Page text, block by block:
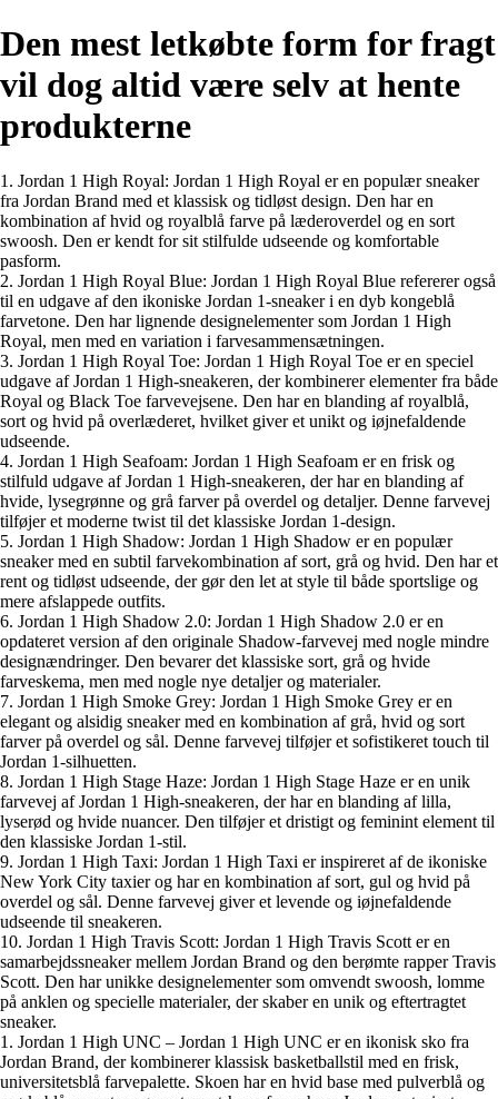
Den mest letkøbte form for fragt
vil dog altid være selv at hente
produkterne
1. Jordan 1 High Royal: Jordan 1 High Royal er en populær sneaker
fra Jordan Brand med et klassisk og tidløst design. Den har en
kombination af hvid og royalblå farve på læderoverdel og en sort
swoosh. Den er kendt for sit stilfulde udseende og komfortable
pasform.
2. Jordan 1 High Royal Blue: Jordan 1 High Royal Blue refererer også
til en udgave af den ikoniske Jordan 1-sneaker i en dyb kongeblå
farvetone. Den har lignende designelementer som Jordan 1 High
Royal, men med en variation i farvesammensætningen.
3. Jordan 1 High Royal Toe: Jordan 1 High Royal Toe er en speciel
udgave af Jordan 1 High-sneakeren, der kombinerer elementer fra både
Royal og Black Toe farvevejsene. Den har en blanding af royalblå,
sort og hvid på overlæderet, hvilket giver et unikt og iøjnefaldende
udseende.
4. Jordan 1 High Seafoam: Jordan 1 High Seafoam er en frisk og
stilfuld udgave af Jordan 1 High-sneakeren, der har en blanding af
hvide, lysegrønne og grå farver på overdel og detaljer. Denne farvevej
tilføjer et moderne twist til det klassiske Jordan 1-design.
5. Jordan 1 High Shadow: Jordan 1 High Shadow er en populær
sneaker med en subtil farvekombination af sort, grå og hvid. Den har et
rent og tidløst udseende, der gør den let at style til både sportslige og
mere afslappede outfits.
6. Jordan 1 High Shadow 2.0: Jordan 1 High Shadow 2.0 er en
opdateret version af den originale Shadow-farvevej med nogle mindre
designændringer. Den bevarer det klassiske sort, grå og hvide
farveskema, men med nogle nye detaljer og materialer.
7. Jordan 1 High Smoke Grey: Jordan 1 High Smoke Grey er en
elegant og alsidig sneaker med en kombination af grå, hvid og sort
farver på overdel og sål. Denne farvevej tilføjer et sofistikeret touch til
Jordan 1-silhuetten.
8. Jordan 1 High Stage Haze: Jordan 1 High Stage Haze er en unik
farvevej af Jordan 1 High-sneakeren, der har en blanding af lilla,
lyserød og hvide nuancer. Den tilføjer et dristigt og feminint element til
den klassiske Jordan 1-stil.
9. Jordan 1 High Taxi: Jordan 1 High Taxi er inspireret af de ikoniske
New York City taxier og har en kombination af sort, gul og hvid på
overdel og sål. Denne farvevej giver et levende og iøjnefaldende
udseende til sneakeren.
10. Jordan 1 High Travis Scott: Jordan 1 High Travis Scott er en
samarbejdssneaker mellem Jordan Brand og den berømte rapper Travis
Scott. Den har unikke designelementer som omvendt swoosh, lomme
på anklen og specielle materialer, der skaber en unik og eftertragtet
sneaker.
1. Jordan 1 High UNC – Jordan 1 High UNC er en ikonisk sko fra
Jordan Brand, der kombinerer klassisk basketballstil med en frisk,
universitetsblå farvepalette. Skoen har en hvid base med pulverblå og